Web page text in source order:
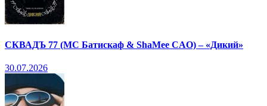
СКВАДЪ 77 (МС Батискаф & ShaMee CAO) – «Дикий»
30.07.2026